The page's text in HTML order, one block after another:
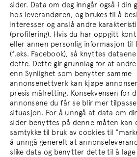
sider. Data om deg inngår også i din
hos leverandøren, og brukes til å
interesser og anslå andre
(profilering). Hvis du har oppgitt
eller annen personlig informasjon til
(f.eks. Facebook), så knyttes
dette. Dette gir grunnlag for at
enn Synlighet som benytter samme
annonsenettverk kan kjøpe
presis målretting. Konsekvensen for
annonsene du får se blir mer
situasjon. For å unngå at data om
sider benyttes på denne måten kan
samtykke til bruk av cookies til
å unngå generelt at
slike data og benytter dette til å